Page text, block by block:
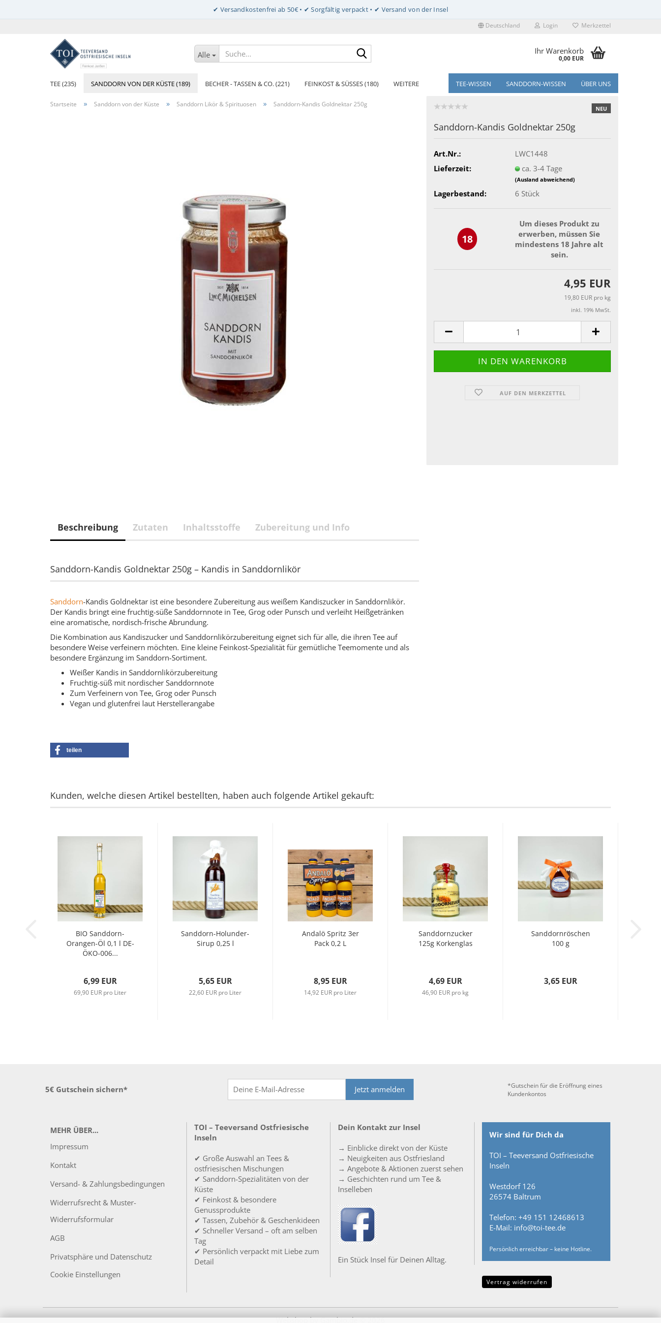
Deutschland Login Merkzettel
Alle Ihr Warenkorb
0,00 EUR
TEE (235) SANDDORN VON DER KÜSTE (189) BECHER - TASSEN & CO. (221) FEINKOST & SÜSSES (180) TEE-WISSEN SANDDORN-WISSEN ÜBER UNS
WEITERE
Startseite » Sanddorn von der Küste » Sanddorn Likör & Spirituosen » Sanddorn-Kandis Goldnektar 250g
NEU
Sanddorn-Kandis Goldnektar 250g
Art.Nr.:
LWC1448
Lieferzeit:
ca. 3-4 Tage
(Ausland abweichend)
Lagerbestand: 6 Stück
18
Um dieses Produkt zu
erwerben, müssen Sie
mindestens 18 Jahre alt
sein.
4,95 EUR
19,80 EUR pro kg
inkl. 19% MwSt.
AUF DEN MERKZETTEL
Beschreibung Zutaten Inhaltsstoffe Zubereitung und Info
Sanddorn-Kandis Goldnektar 250g – Kandis in Sanddornlikör
Sanddorn-Kandis Goldnektar ist eine besondere Zubereitung aus weißem Kandiszucker in Sanddornlikör.
Der Kandis bringt eine fruchtig-süße Sanddornnote in Tee, Grog oder Punsch und verleiht Heißgetränken
eine aromatische, nordisch-frische Abrundung.
Die Kombination aus Kandiszucker und Sanddornlikörzubereitung eignet sich für alle, die ihren Tee auf
besondere Weise verfeinern möchten. Eine kleine Feinkost-Spezialität für gemütliche Teemomente und als
besondere Ergänzung im Sanddorn-Sortiment.
Weißer Kandis in Sanddornlikörzubereitung
Fruchtig-süß mit nordischer Sanddornnote
Zum Verfeinern von Tee, Grog oder Punsch
Vegan und glutenfrei laut Herstellerangabe
teilen
Kunden, welche diesen Artikel bestellten, haben auch folgende Artikel gekauft:
BIO Sanddorn-
Orangen-Öl 0,1 l DE-
ÖKO-006...
6,99 EUR
69,90 EUR pro Liter
Sanddorn-Holunder-
Sirup 0,25 l
5,65 EUR
22,60 EUR pro Liter
Andalö Spritz 3er
Pack 0,2 L
8,95 EUR
14,92 EUR pro Liter
Sanddornzucker
125g Korkenglas
4,69 EUR
46,90 EUR pro kg
Sanddornröschen
100 g
3,65 EUR
5€ Gutschein sichern* Jetzt anmelden
*Gutschein für die Eröffnung eines
Kundenkontos
MEHR ÜBER...
Impressum
Kontakt
Versand- & Zahlungsbedingungen
Widerrufsrecht & Muster-
Widerrufsformular
AGB
Privatsphäre und Datenschutz
Cookie Einstellungen
TOI – Teeversand Ostfriesische
Inseln
✔ Große Auswahl an Tees &
ostfriesischen Mischungen
✔ Sanddorn-Spezialitäten von der
Küste
✔ Feinkost & besondere
Genussprodukte
✔ Tassen, Zubehör & Geschenkideen
✔ Schneller Versand – oft am selben
Tag
✔ Persönlich verpackt mit Liebe zum
Detail
Dein Kontakt zur Insel
→ Einblicke direkt von der Küste
→ Neuigkeiten aus Ostfriesland
→ Angebote & Aktionen zuerst sehen
→ Geschichten rund um Tee &
Inselleben
Ein Stück Insel für Deinen Alltag.
Wir sind für Dich da
TOI – Teeversand Ostfriesische
Inseln
Westdorf 126
26574 Baltrum
Telefon: +49 151 12468613
E-Mail: info@toi-tee.de
Persönlich erreichbar – keine Hotline.
Vertrag widerrufen
Webshopby Gambio.de © 2026